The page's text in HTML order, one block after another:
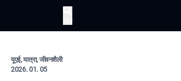
यूएई, यात्रा, जीवनशैली
2026. 01. 05